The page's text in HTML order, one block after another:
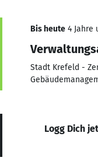
Bis heute 4 Jahre
Stadt Krefeld -
Logg Dich